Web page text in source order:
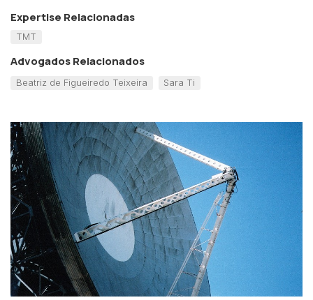
Expertise Relacionadas
TMT
Advogados Relacionados
Beatriz de Figueiredo Teixeira Sara Ti